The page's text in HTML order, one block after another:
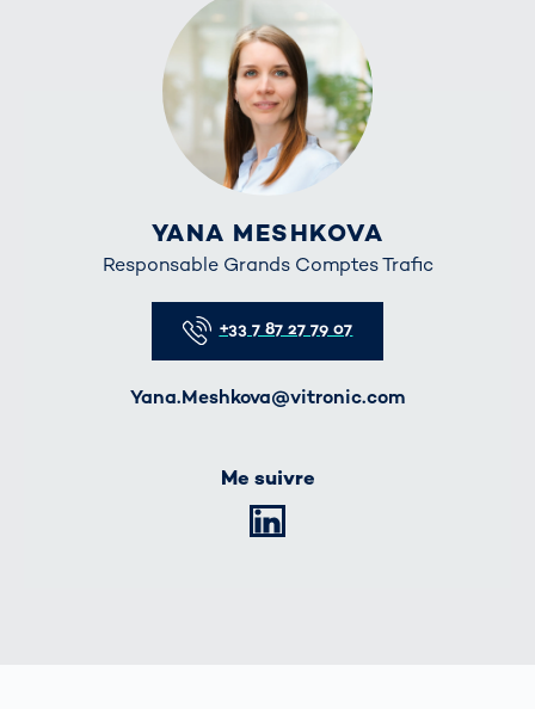
YANA MESHKOVA
Responsable Grands Comptes Trafic
+33 7 87 27 79 07
Yana.Meshkova@vitronic.com
Me suivre